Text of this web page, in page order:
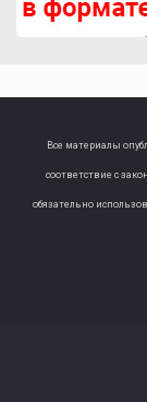
Все материалы
соответствие с
обязательно